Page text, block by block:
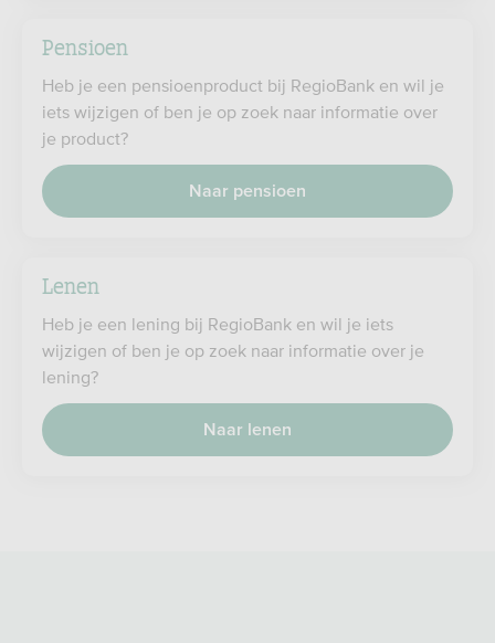
Pensioen
Heb je een pensioenproduct bij RegioBank en wil je
iets wijzigen of ben je op zoek naar informatie over
je product?
Naar pensioen
Lenen
Heb je een lening bij RegioBank en wil je iets
wijzigen of ben je op zoek naar informatie over je
lening?
Naar lenen